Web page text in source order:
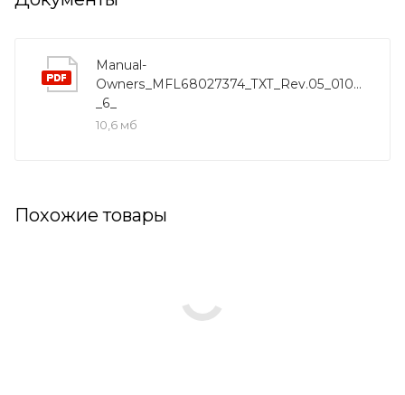
Manual-
Owners_MFL68027374_TXT_Rev.05_010817-
_6_
10,6 мб
Похожие товары